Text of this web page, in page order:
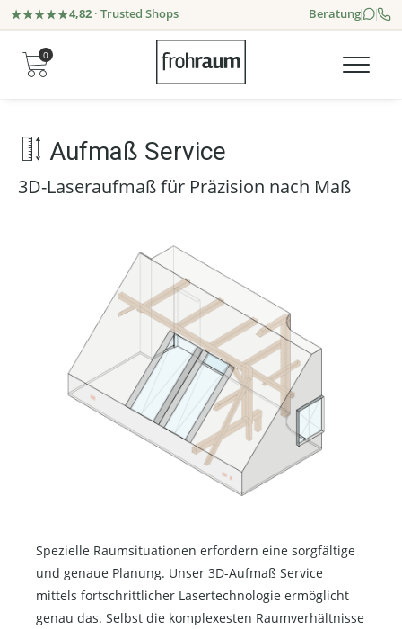
4,82 · Trusted Shops Beratung
0
Aufmaß Service
3D-Laseraufmaß für Präzision nach Maß
Spezielle Raumsituationen erfordern eine sorgfältige
und genaue Planung. Unser 3D-Aufmaß Service
mittels fortschrittlicher Lasertechnologie ermöglicht
genau das. Selbst die komplexesten Raumverhältnisse